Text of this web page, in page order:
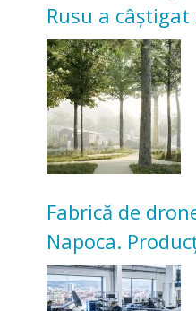
Rusu a
transformarea
Universitarilor
Fabrică de
Napoca.
înceapă în